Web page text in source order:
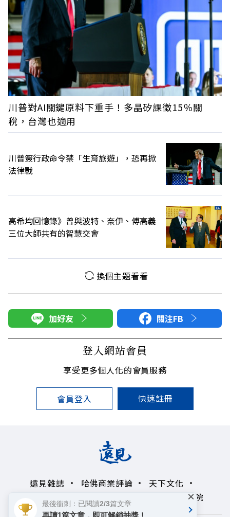
川普對AI關鍵原料下重手！多晶矽課徵15％關
稅，台灣也適用
川普簽行政命令禁「生育旅遊」，恐再掀
法律戰
高希均回憶錄》曾與波特、奈伊、傅高義
三位大師共有的智慧交會
換個主題看看
加好友 關注FB
登入網站會員
享受更多個人化的會員服務
會員登入 快速註冊
遠見雜誌 哈佛商業評論
天下文化
未來親子學習平台
領導影響力學院
最後衝刺：已閱讀2/3篇文章
再讀1篇文章，即可解鎖抽獎！
×